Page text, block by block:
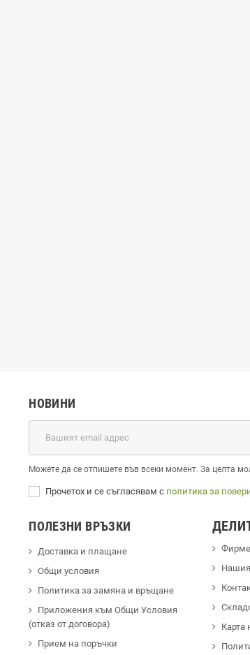
НОВИНИ
Можете да се отпишете във всеки момент. За целта
Прочетох и се съгласявам с политика за
ПОЛЕЗНИ ВРЪЗКИ
Доставка и плащане
Общи условия
Политика за замяна и връщане
Приложения към Общи Условия
(отказ от договора)
Прием на поръчки
Карта